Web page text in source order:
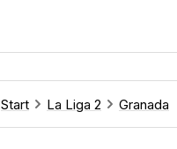
Start La Liga 2 Granada